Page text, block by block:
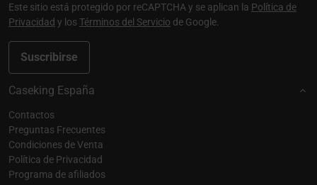
Suscribirse
Este sitio está protegido por reCAPTCHA y se aplican la Política de
Privacidad y losTérminos del Servicio de Google.
Caseking España
Contactos
Preguntas Frecuentes
Condiciones de Venta
Política de Privacidad
Programa de afiliados